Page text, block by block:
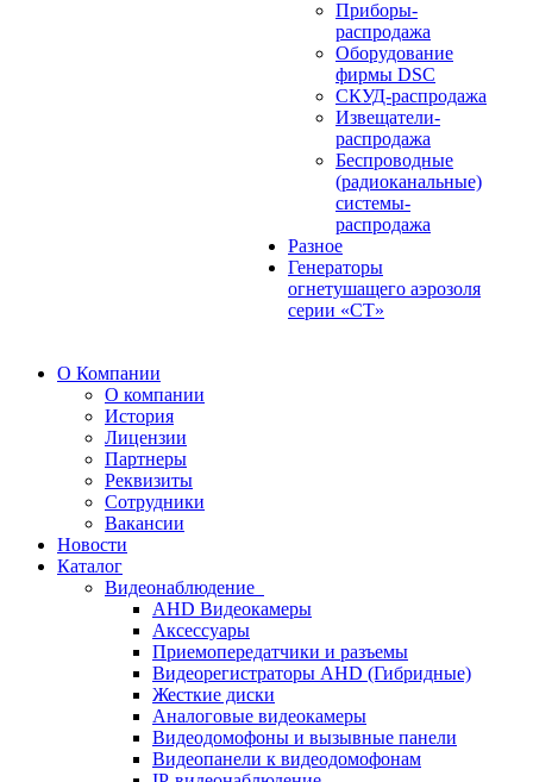
Приборы-
распродажа
Оборудование
фирмы DSC
СКУД-распродажа
Извещатели-
распродажа
Беспроводные
(радиоканальные)
системы-
распродажа
Разное
Генераторы
огнетушащего аэрозоля
серии «СТ»
О Компании
О компании
История
Лицензии
Партнеры
Реквизиты
Сотрудники
Вакансии
Новости
Каталог
Видеонаблюдение
AHD Видеокамеры
Аксессуары
Приемопередатчики и разъемы
Видеорегистраторы AHD (Гибридные)
Жесткие диски
Аналоговые видеокамеры
Видеодомофоны и вызывные панели
Видеопанели к видеодомофонам